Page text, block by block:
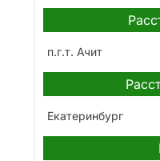
п.г.т. Ачит
Екатеринбург